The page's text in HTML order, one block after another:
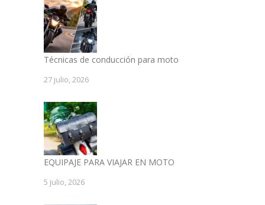
Técnicas de conducción para moto
27 julio, 2026
EQUIPAJE PARA VIAJAR EN MOTO
5 julio, 2026